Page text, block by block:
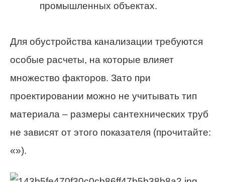
промышленных объектах.
Для обустройства канализации требуются
особые расчеты, на которые влияет
множество факторов. Зато при
проектировании можно не учитывать тип
материала – размеры сантехнических труб
не зависят от этого показателя (прочитайте:
«»).